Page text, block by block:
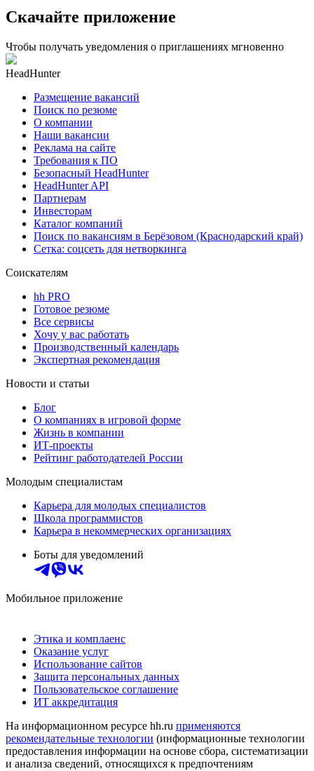
Скачайте приложение
Чтобы получать уведомления о приглашениях мгновенно
HeadHunter
Размещение вакансий
Поиск по резюме
О компании
Наши вакансии
Реклама на сайте
Требования к ПО
Безопасный HeadHunter
HeadHunter API
Партнерам
Инвесторам
Каталог компаний
Поиск по вакансиям в Берёзовом (Краснодарский край)
Сетка: соцсеть для нетворкинга
Соискателям
hh PRO
Готовое резюме
Все сервисы
Хочу у вас работать
Производственный календарь
Экспертная рекомендация
Новости и статьи
Блог
О компаниях в игровой форме
Жизнь в компании
ИТ-проекты
Рейтинг работодателей России
Молодым специалистам
Карьера для молодых специалистов
Школа программистов
Карьера в некоммерческих организациях
Боты для уведомлений
Мобильное приложение
Этика и комплаенс
Оказание услуг
Использование сайтов
Защита персональных данных
Пользовательское соглашение
ИТ аккредитация
На информационном ресурсе hh.ru применяются
рекомендательные технологии (информационные технологии
предоставления информации на основе сбора, систематизации
и анализа сведений, относящихся к предпочтениям